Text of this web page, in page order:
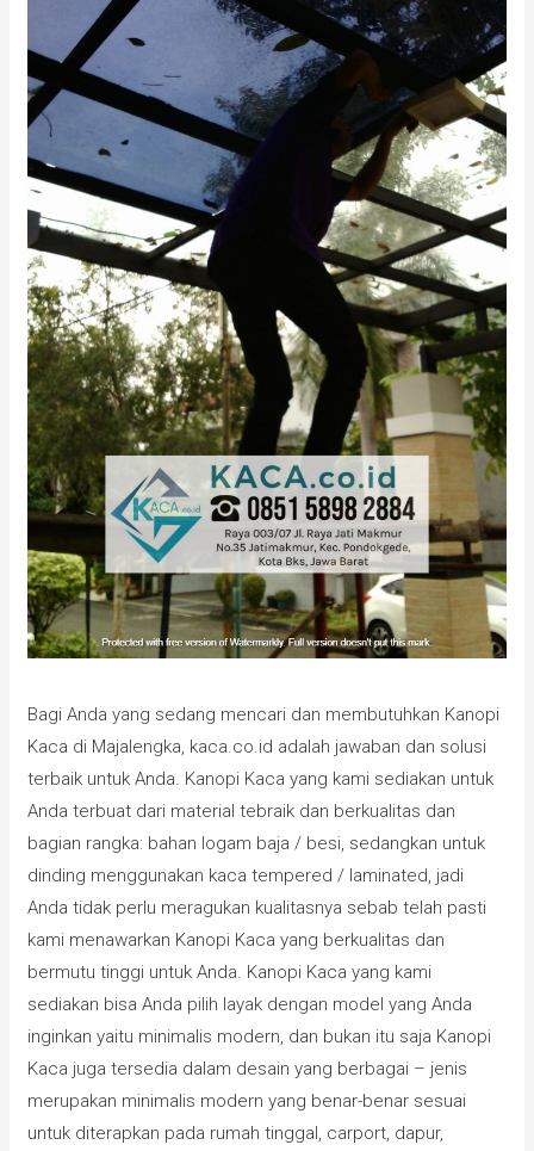
Bagi Anda yang sedang mencari dan membutuhkan Kanopi
Kaca di Majalengka, kaca.co.id adalah jawaban dan solusi
terbaik untuk Anda. Kanopi Kaca yang kami sediakan untuk
Anda terbuat dari material tebraik dan berkualitas dan
bagian rangka: bahan logam baja / besi, sedangkan untuk
dinding menggunakan kaca tempered / laminated, jadi
Anda tidak perlu meragukan kualitasnya sebab telah pasti
kami menawarkan Kanopi Kaca yang berkualitas dan
bermutu tinggi untuk Anda. Kanopi Kaca yang kami
sediakan bisa Anda pilih layak dengan model yang Anda
inginkan yaitu minimalis modern, dan bukan itu saja Kanopi
Kaca juga tersedia dalam desain yang berbagai – jenis
merupakan minimalis modern yang benar-benar sesuai
untuk diterapkan pada rumah tinggal, carport, dapur,